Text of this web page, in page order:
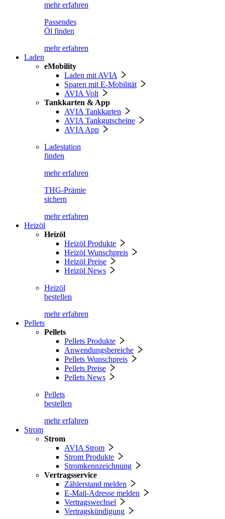
mehr erfahren
Passendes
Öl finden
mehr erfahren
Laden
eMobility
Laden mit AVIA
Sparen mit E-Mobilität
AVIA Volt
Tankkarten & App
AVIA Tankkarten
AVIA Tankgutscheine
AVIA App
Ladestation
finden
mehr erfahren
THG-Prämie
sichern
mehr erfahren
Heizöl
Heizöl
Heizöl Produkte
Heizöl Wunschpreis
Heizöl Preise
Heizöl News
Heizöl
bestellen
mehr erfahren
Pellets
Pellets
Pellets Produkte
Anwendungsbereiche
Pellets Wunschpreis
Pellets Preise
Pellets News
Pellets
bestellen
mehr erfahren
Strom
Strom
AVIA Strom
Strom Produkte
Stromkennzeichnung
Vertragsservice
Zählerstand melden
E-Mail-Adresse melden
Vertragswechsel
Vertragskündigung